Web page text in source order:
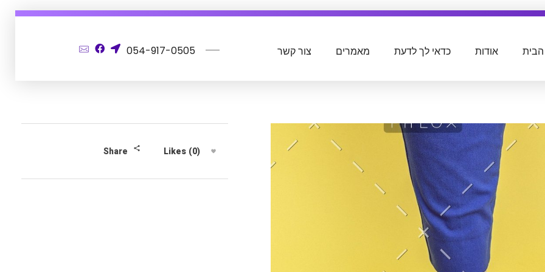
אודות כדאי לך לדעת מאמרים צור קשר 054-917-0505
Likes (0)
Share